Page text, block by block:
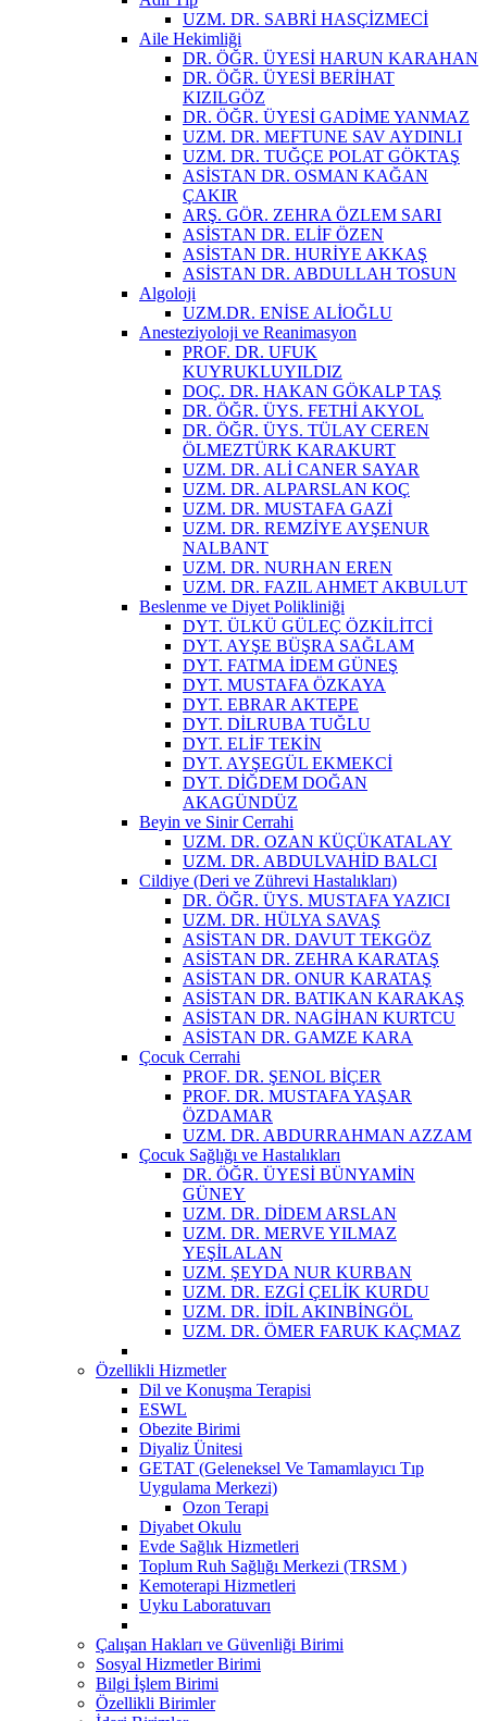
UZM. DR. SABRİ HASÇİZMECİ
Aile Hekimliği
DR. ÖĞR. ÜYESİ HARUN KARAHAN
DR. ÖĞR. ÜYESİ BERİHAT
KIZILGÖZ
DR. ÖĞR. ÜYESİ GADİME YANMAZ
UZM. DR. MEFTUNE SAV AYDINLI
UZM. DR. TUĞÇE POLAT GÖKTAŞ
ASİSTAN DR. OSMAN KAĞAN
ÇAKIR
ARŞ. GÖR. ZEHRA ÖZLEM SARI
ASİSTAN DR. ELİF ÖZEN
ASİSTAN DR. HURİYE AKKAŞ
ASİSTAN DR. ABDULLAH TOSUN
Algoloji
UZM.DR. ENİSE ALİOĞLU
Anesteziyoloji ve Reanimasyon
PROF. DR. UFUK
KUYRUKLUYILDIZ
DOÇ. DR. HAKAN GÖKALP TAŞ
DR. ÖĞR. ÜYS. FETHİ AKYOL
DR. ÖĞR. ÜYS. TÜLAY CEREN
ÖLMEZTÜRK KARAKURT
UZM. DR. ALİ CANER SAYAR
UZM. DR. ALPARSLAN KOÇ
UZM. DR. MUSTAFA GAZİ
UZM. DR. REMZİYE AYŞENUR
NALBANT
UZM. DR. NURHAN EREN
UZM. DR. FAZIL AHMET AKBULUT
Beslenme ve Diyet Polikliniği
DYT. ÜLKÜ GÜLEÇ ÖZKİLİTCİ
DYT. AYŞE BÜŞRA SAĞLAM
DYT. FATMA İDEM GÜNEŞ
DYT. MUSTAFA ÖZKAYA
DYT. EBRAR AKTEPE
DYT. DİLRUBA TUĞLU
DYT. ELİF TEKİN
DYT. AYŞEGÜL EKMEKCİ
DYT. DİĞDEM DOĞAN
AKAGÜNDÜZ
Beyin ve Sinir Cerrahi
UZM. DR. OZAN KÜÇÜKATALAY
UZM. DR. ABDULVAHİD BALCI
Cildiye (Deri ve Zührevi Hastalıkları)
DR. ÖĞR. ÜYS. MUSTAFA YAZICI
UZM. DR. HÜLYA SAVAŞ
ASİSTAN DR. DAVUT TEKGÖZ
ASİSTAN DR. ZEHRA KARATAŞ
ASİSTAN DR. ONUR KARATAŞ
ASİSTAN DR. BATIKAN KARAKAŞ
ASİSTAN DR. NAGİHAN KURTCU
ASİSTAN DR. GAMZE KARA
Çocuk Cerrahi
PROF. DR. ŞENOL BİÇER
PROF. DR. MUSTAFA YAŞAR
ÖZDAMAR
UZM. DR. ABDURRAHMAN AZZAM
Çocuk Sağlığı ve Hastalıkları
DR. ÖĞR. ÜYESİ BÜNYAMİN
GÜNEY
UZM. DR. DİDEM ARSLAN
UZM. DR. MERVE YILMAZ
YEŞİLALAN
UZM. ŞEYDA NUR KURBAN
UZM. DR. EZGİ ÇELİK KURDU
UZM. DR. İDİL AKINBİNGÖL
UZM. DR. ÖMER FARUK KAÇMAZ
Özellikli Hizmetler
Dil ve Konuşma Terapisi
ESWL
Obezite Birimi
Diyaliz Ünitesi
GETAT (Geleneksel Ve Tamamlayıcı Tıp
Uygulama Merkezi)
Ozon Terapi
Diyabet Okulu
Evde Sağlık Hizmetleri
Toplum Ruh Sağlığı Merkezi (TRSM )
Kemoterapi Hizmetleri
Uyku Laboratuvarı
Çalışan Hakları ve Güvenliği Birimi
Sosyal Hizmetler Birimi
Bilgi İşlem Birimi
Özellikli Birimler